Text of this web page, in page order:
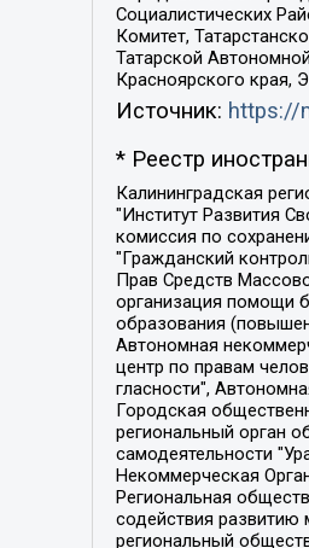
Социалистических
Комитет,
Татарской
Красноярского края,
Источник: https://
* Реестр
Калининградская региональная общественная организация "Экозащита!-Женсовет", Фонд содействия защите прав и свобод граждан "Общественный вердикт", Фонд "Институт Развития Свободы Информации", Частное учреждение "Информационное агентство МЕМО. РУ", Региональная общественная организация "Общественная комиссия по сохранению наследия академика Сахарова", Фонд поддержки свободы прессы, Санкт-Петербургская общественная правозащитная организация "Гражданский контроль", Межрегиональная общественная организация "Информационно-просветительский центр "Мемориал", Региональный Фонд "Центр Защиты Прав Средств Массовой Информации", с 05.12.2023 Фонд "Центр Защиты Прав Средств массовой информации", Региональная общественная благотворительная организация помощи беженцам и мигрантам "Гражданское содействие", Негосударственное образовательное учреждение дополнительного профессионального образования (повышение квалификации) специалистов "АКАДЕМИЯ ПО ПРАВАМ ЧЕЛОВЕКА", Свердловская региональная общественная организация "Сутяжник", Автономная некоммерческая организация "Центр независимых социологических исследований", Союз общественных объединений "Российский исследовательский центр по правам человека", Региональное общественное учреждение научно-информационный центр "МЕМОРИАЛ", Некоммерческая